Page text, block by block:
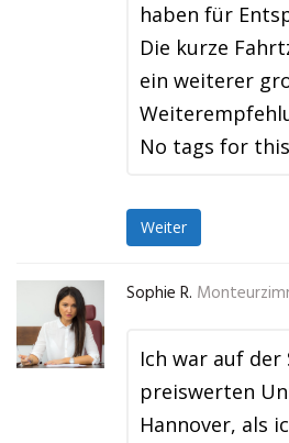
haben für
Die kurze
ein weiterer
No tags for
Weiter
Sophie R.
Ich war auf der
preiswerten
Hannover, als